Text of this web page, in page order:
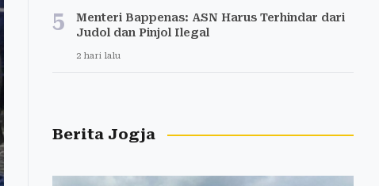
5
Menteri Bappenas: ASN Harus Terhindar dari
Judol dan Pinjol Ilegal
2 hari lalu
Berita Jogja